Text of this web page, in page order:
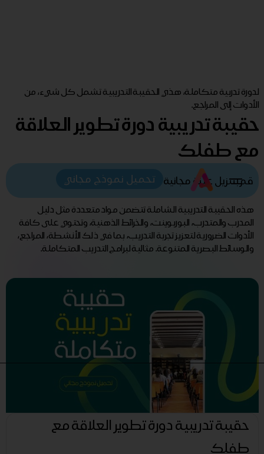
لدورة تدربية متكاملة، هذي الحقيبة التدريبية تشمل كل شيء، من
الأدوات إلى المراجع.
حقيبة تدريبية دورة تطوير العلاقة
مع طفلك
قم بتنزيل عينة مجانية تحميل نموذج مجاني
هذه الحقيبة التدريبية الشاملة تتضمن مواد متعددة مثل دليل
المدرب والمتدرب، البوربوينت، والخرائط الذهنية، وتحتوي على كافة
الأدوات الضرورية لتعزيز تجربة التدريب، بما في ذلك الأنشطة، المراجع،
والوسائط البصرية المتنوعة. مثالية لبرامج التدريب المتكاملة.
حقيبة تدريبية دورة تطوير العلاقة مع
طفلك